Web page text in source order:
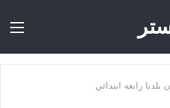
رابعه ابتدائي